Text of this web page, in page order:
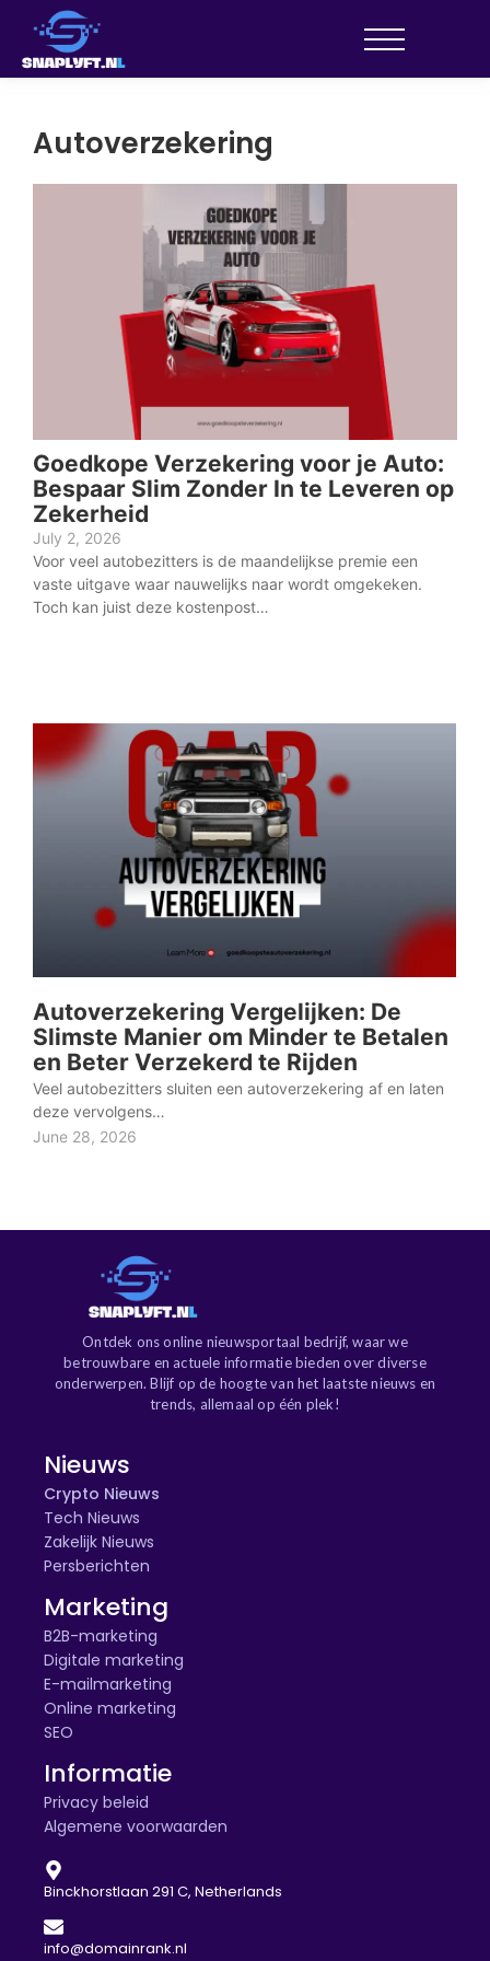
Autoverzekering
Goedkope Verzekering voor je Auto:
Bespaar Slim Zonder In te Leveren op
Zekerheid
July 2, 2026
Voor veel autobezitters is de maandelijkse premie een
vaste uitgave waar nauwelijks naar wordt omgekeken.
Toch kan juist deze kostenpost…
Autoverzekering Vergelijken: De
Slimste Manier om Minder te Betalen
en Beter Verzekerd te Rijden
Veel autobezitters sluiten een autoverzekering af en laten
deze vervolgens…
June 28, 2026
Ontdek ons online nieuwsportaal bedrijf, waar we
betrouwbare en actuele informatie bieden over diverse
onderwerpen. Blijf op de hoogte van het laatste nieuws en
trends, allemaal op één plek!
Nieuws
Crypto Nieuws
Tech Nieuws
Zakelijk Nieuws
Persberichten
Marketing
B2B-marketing
Digitale marketing
E-mailmarketing
Online marketing
SEO
Informatie
Privacy beleid
Algemene voorwaarden
Binckhorstlaan 291 C, Netherlands
info@domainrank.nl